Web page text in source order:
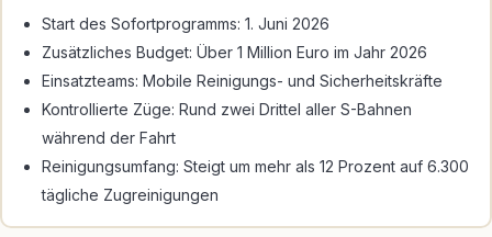
Start des Sofortprogramms: 1. Juni 2026
Zusätzliches Budget: Über 1 Million Euro im Jahr 2026
Einsatzteams: Mobile Reinigungs- und Sicherheitskräfte
Kontrollierte Züge: Rund zwei Drittel aller S-Bahnen
während der Fahrt
Reinigungsumfang: Steigt um mehr als 12 Prozent auf 6.300
tägliche Zugreinigungen